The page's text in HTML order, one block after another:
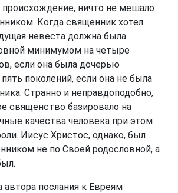
происхождение, ничто не мешало
Когда священник хотел
невеста должна была
минимумом на четыре
если она была дочерью
поколений, если она не была
Странно и неправдоподобно,
священство базировало на
качества человека при этом
Иисус Христос, однако, был
не по Своей родословной, а
послания к Евреям